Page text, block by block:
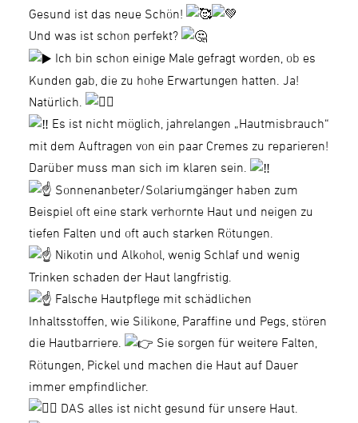
Gesund ist das neue Schön!
Und was ist schon perfekt?
Ich bin schon einige Male gefragt worden, ob es
Kunden gab, die zu hohe Erwartungen hatten. Ja!
Natürlich.
Es ist nicht möglich, jahrelangen „Hautmisbrauch“
mit dem Auftragen von ein paar Cremes zu reparieren!
Darüber muss man sich im klaren sein.
Sonnenanbeter/Solariumgänger haben zum
Beispiel oft eine stark verhornte Haut und neigen zu
tiefen Falten und oft auch starken Rötungen.
Nikotin und Alkohol, wenig Schlaf und wenig
Trinken schaden der Haut langfristig.
Falsche Hautpflege mit schädlichen
Inhaltsstoffen, wie Silikone, Paraffine und Pegs, stören
die Hautbarriere.
Sie sorgen für weitere Falten,
Rötungen, Pickel und machen die Haut auf Dauer
immer empfindlicher.
DAS alles ist nicht gesund für unsere Haut.